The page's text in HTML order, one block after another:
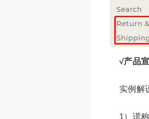
√产品
实例解
1）谎